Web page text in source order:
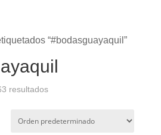
“#bodasguayaquil”
resultados